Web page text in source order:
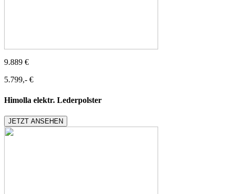
9.889 €
5.799,- €
Himolla elektr. Lederpolster
JETZT ANSEHEN